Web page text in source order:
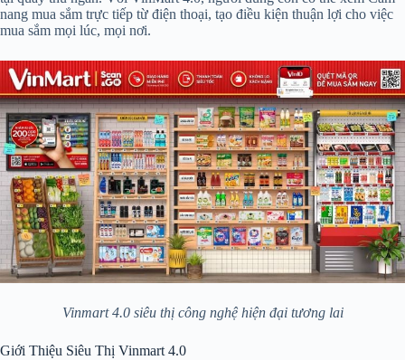
nang mua sắm trực tiếp từ điện thoại, tạo điều kiện thuận lợi cho việc
mua sắm mọi lúc, mọi nơi.
Vinmart 4.0 siêu thị công nghệ hiện đại tương lai
Giới Thiệu Siêu Thị Vinmart 4.0